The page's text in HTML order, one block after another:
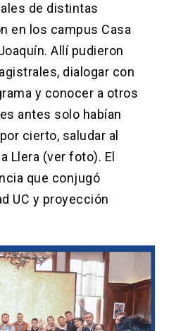
de distintas
en los campus Casa
Allí pudieron
dialogar con
y conocer a otros
antes solo habían
cierto, saludar al
Llera (ver foto). El
que conjugó
UC y proyección